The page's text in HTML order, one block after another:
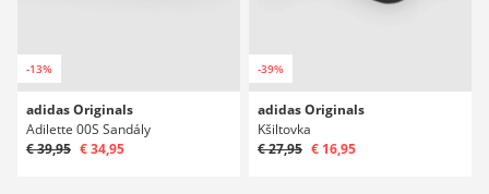
-13%
adidas Originals
Adilette 00S Sandály
€ 39,95 € 34,95
-39%
adidas Originals
Kšiltovka
€ 27,95 € 16,95